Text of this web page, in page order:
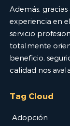
Además,
experiencia en
servicio
totalmente
beneficio,
calidad nos
Tag Cloud
Adopción